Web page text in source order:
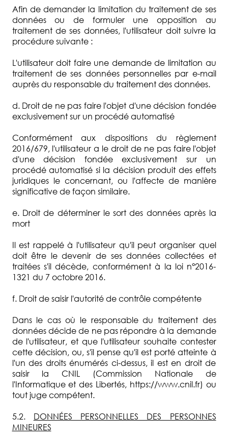
Afin de demander la limitation du traitement de ses
données ou de formuler une opposition au
traitement de ses données, l'utilisateur doit suivre la
procédure suivante :
L'utilisateur doit faire une demande de limitation au
traitement de ses données personnelles par e-mail
auprès du responsable du traitement des données.
d. Droit de ne pas faire l'objet d'une décision fondée
exclusivement sur un procédé automatisé
Conformément aux dispositions du règlement
2016/679, l'utilisateur a le droit de ne pas faire l'objet
d'une décision fondée exclusivement sur un
procédé automatisé si la décision produit des effets
juridiques le concernant, ou l'affecte de manière
significative de façon similaire.
e. Droit de déterminer le sort des données après la
mort
Il est rappelé à l'utilisateur qu'il peut organiser quel
doit être le devenir de ses données collectées et
traitées s'il décède, conformément à la loi n°2016-
1321 du 7 octobre 2016.
f. Droit de saisir l'autorité de contrôle compétente
Dans le cas où le responsable du traitement des
données décide de ne pas répondre à la demande
de l'utilisateur, et que l'utilisateur souhaite contester
cette décision, ou, s'il pense qu'il est porté atteinte à
l'un des droits énumérés ci-dessus, il est en droit de
saisir la CNIL (Commission Nationale de
l'Informatique et des Libertés, https://www.cnil.fr) ou
tout juge compétent.
5.2. DONNÉES PERSONNELLES DES PERSONNES
MINEURES